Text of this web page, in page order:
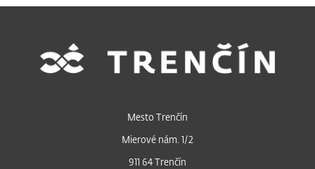
Mesto Trenčín
Mierové nám. 1/2
911 64 Trenčín